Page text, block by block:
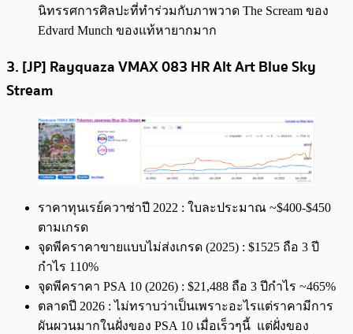
นิทรรศการศิลปะที่ทำร่วมกับภาพวาด The Scream ของ
Edvard Munch ของแท้หายากมาก
3. [JP] Rayquaza VMAX 083 HR Alt Art Blue Sky
Stream
ราคาทุนเรย์ควาซ่าปี 2022 : ใบละประมาณ ~$400-$450
ตามเกรด
จุดพีคราคาขายแบบไม่ส่งเกรด (2025) : $1525 ถือ 3 ปี
กำไร 110%
จุดพีคราคา PSA 10 (2026) : $21,488 ถือ 3 ปีกำไร ~465%
ตลาดปี 2026 : ไม่ทราบว่าเป็นเพราะอะไรแต่ราคามีการ
ผันผวนมากในฝั่งของ PSA 10 เมื่อเร็วๆนี้ แต่ฝั่งของ